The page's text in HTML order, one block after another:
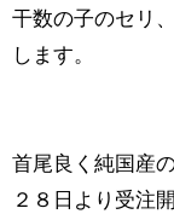
干数の子のセリ
します。
首尾良く純国産
２８日より受注